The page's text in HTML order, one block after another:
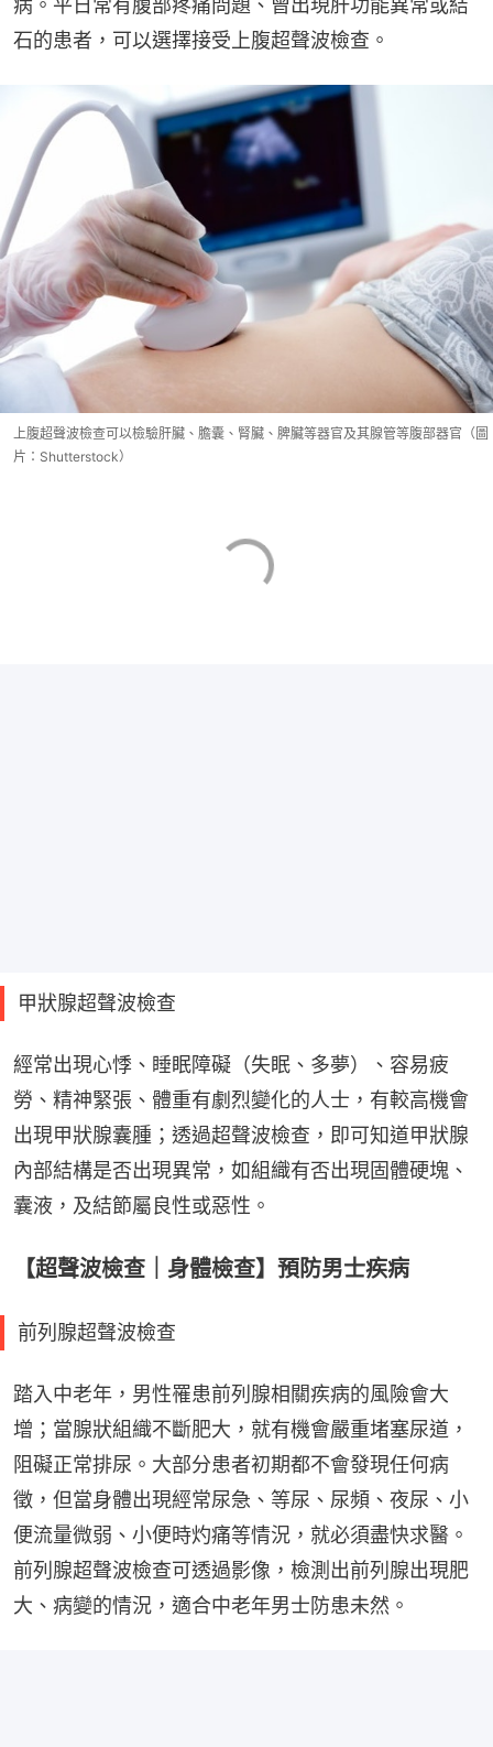
病。平日常有腹部疼痛問題、曾出現肝功能異常或結
石的患者，可以選擇接受上腹超聲波檢查。
上腹超聲波檢查可以檢驗肝臟、膽囊、腎臟、脾臟等器官及其腺管等腹部器官（圖
片：Shutterstock）
甲狀腺超聲波檢查
經常出現心悸、睡眠障礙（失眠、多夢）、容易疲
勞、精神緊張、體重有劇烈變化的人士，有較高機會
出現甲狀腺囊腫；透過超聲波檢查，即可知道甲狀腺
內部結構是否出現異常，如組織有否出現固體硬塊、
囊液，及結節屬良性或惡性。
【超聲波檢查｜身體檢查】預防男士疾病
前列腺超聲波檢查
踏入中老年，男性罹患前列腺相關疾病的風險會大
增；當腺狀組織不斷肥大，就有機會嚴重堵塞尿道，
阻礙正常排尿。大部分患者初期都不會發現任何病
徵，但當身體出現經常尿急、等尿、尿頻、夜尿、小
便流量微弱、小便時灼痛等情況，就必須盡快求醫。
前列腺超聲波檢查可透過影像，檢測出前列腺出現肥
大、病變的情況，適合中老年男士防患未然。